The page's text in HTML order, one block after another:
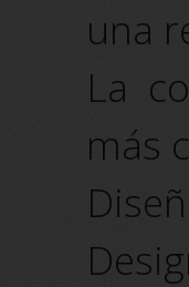
una
La
más